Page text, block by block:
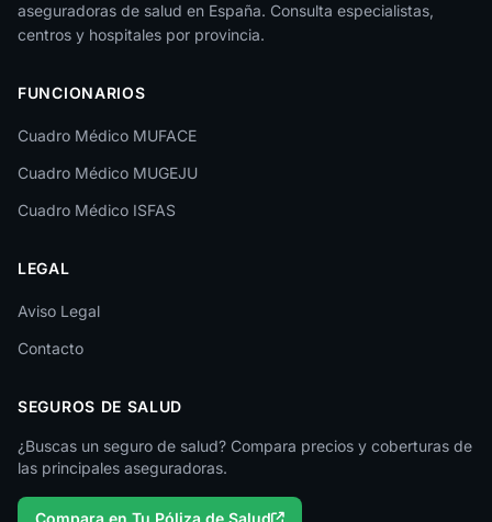
La Rioja
León
Lleida
Lugo
Málaga
Melilla
Murcia
Palencia
Pontevedra
aseguradoras de salud en España. Consulta especialistas,
centros y hospitales por provincia.
FUNCIONARIOS
Cuadro Médico MUFACE
Cuadro Médico MUGEJU
Cuadro Médico ISFAS
LEGAL
Aviso Legal
Contacto
SEGUROS DE SALUD
¿Buscas un seguro de salud? Compara precios y coberturas de
las principales aseguradoras.
Compara en Tu Póliza de Salud